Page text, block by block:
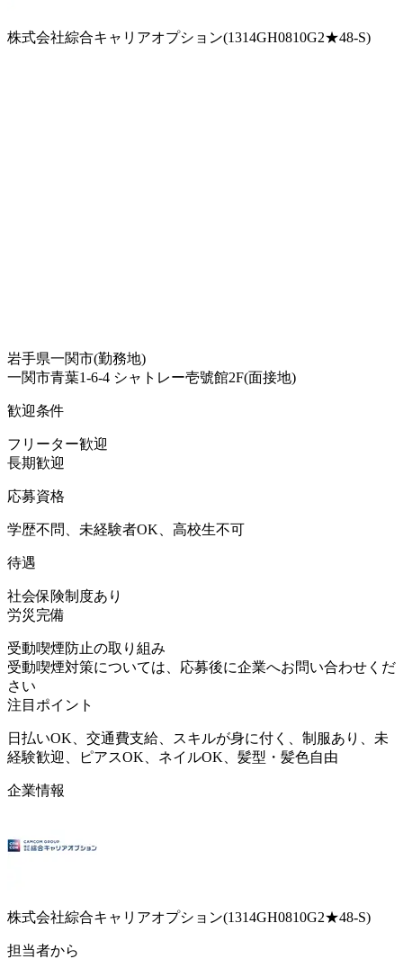
株式会社綜合キャリアオプション(1314GH0810G2★48-S)
岩手県一関市(勤務地)
一関市青葉1-6-4 シャトレー壱號館2F(面接地)
歓迎条件
フリーター歓迎
長期歓迎
応募資格
学歴不問、未経験者OK、高校生不可
待遇
社会保険制度あり
労災完備
受動喫煙防止の取り組み
受動喫煙対策については、応募後に企業へお問い合わせくだ
さい
注目ポイント
日払いOK、交通費支給、スキルが身に付く、制服あり、未
経験歓迎、ピアスOK、ネイルOK、髪型・髪色自由
企業情報
株式会社綜合キャリアオプション(1314GH0810G2★48-S)
担当者から